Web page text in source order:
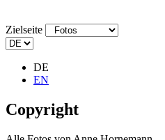
Zielseite
DE
EN
Copyright